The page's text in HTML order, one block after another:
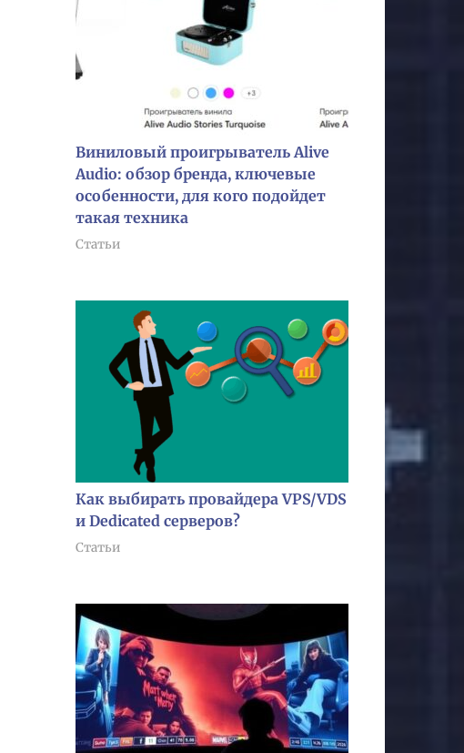
Виниловый проигрыватель Alive
Audio: обзор бренда, ключевые
особенности, для кого подойдет
такая техника
Статьи
Как выбирать провайдера VPS/VDS
и Dedicated серверов?
Статьи